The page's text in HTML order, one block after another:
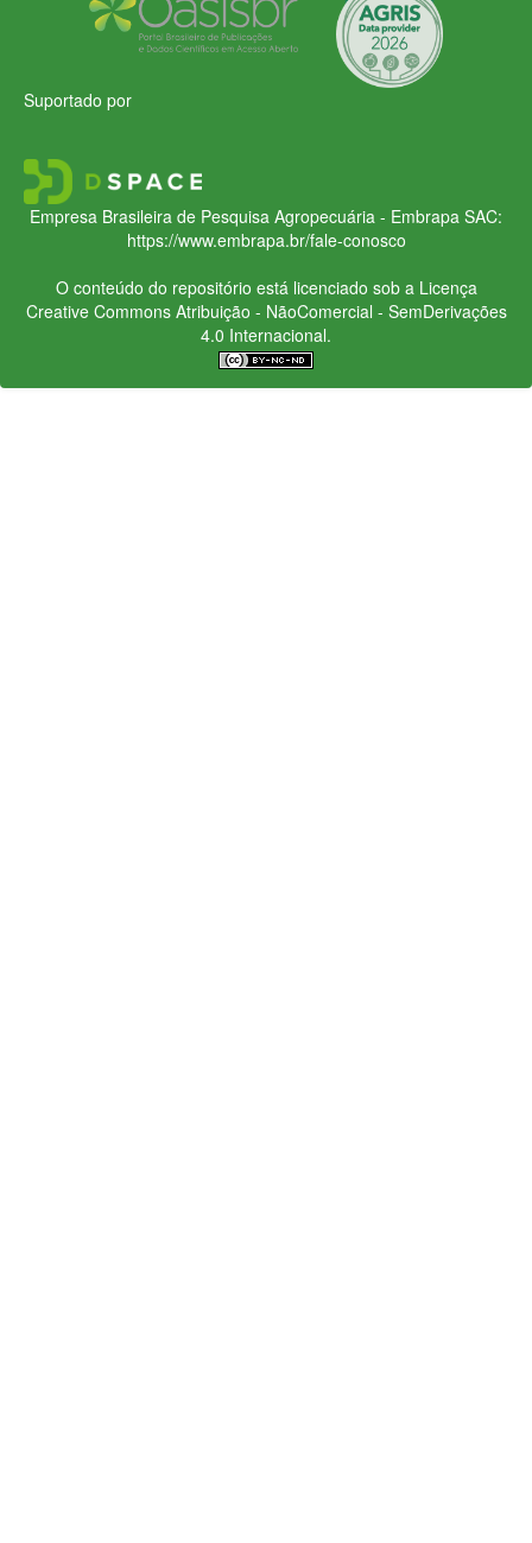
Suportado por
Empresa Brasileira de Pesquisa Agropecuária - Embrapa SAC:
https://www.embrapa.br/fale-conosco
O conteúdo do repositório está licenciado sob a Licença
Creative CommonsAtribuição - NãoComercial - SemDerivações
4.0 Internacional.